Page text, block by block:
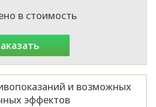
в стоимость
заказать
и возможных
эффектов